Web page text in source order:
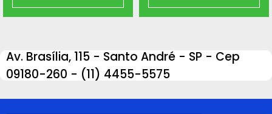
Av. Brasília, 115 - Santo André - SP - Cep
09180-260 - (11) 4455-5575